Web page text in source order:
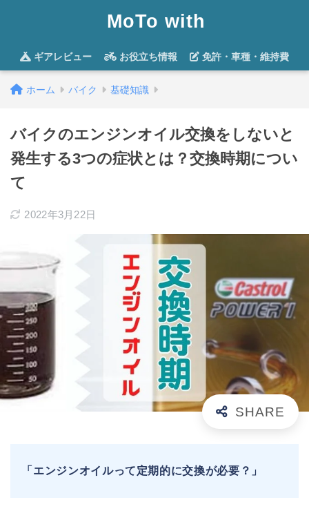
MoTo with
ギアレビュー お役立ち情報 免許・車種・維持費
ホーム バイク 基礎知識
バイクのエンジンオイル交換をしないと
発生する3つの症状とは？交換時期につい
て
2022年3月22日
「エンジンオイルって定期的に交換が必要？」